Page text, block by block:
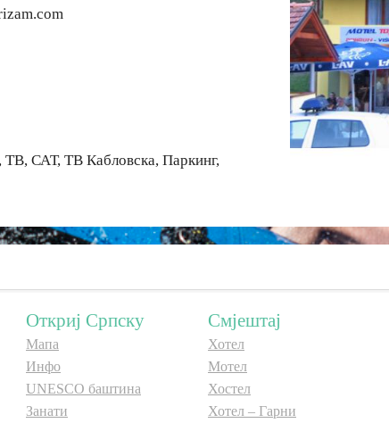
ТВ, САТ, ТВ Кабловска, Паркинг,
Откриј Српску
Мапа
Инфо
UNESCO баштина
Занати
Смјештај
Хотел
Мотел
Хостел
Хотел – Гарни